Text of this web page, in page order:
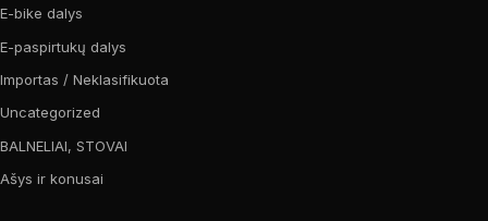
E-bike dalys
E-paspirtukų dalys
Importas / Neklasifikuota
Uncategorized
BALNELIAI, STOVAI
Ašys ir konusai